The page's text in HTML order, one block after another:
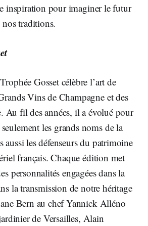
inspiration pour imaginer le futur
nos traditions.
Gosset célèbre l’art de
Vins de Champagne et des
Au fil des années, il a évolué pour
les grands noms de la
aussi les défenseurs du patrimoine
français. Chaque édition met
personnalités engagées dans la
la transmission de notre héritage
Bern au chef Yannick Alléno
de Versailles, Alain